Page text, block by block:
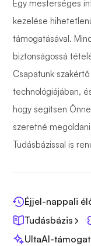
Egy mesterséges
kezelése
támogatásával.
biztonságossá
Csapatunk
technológiájában,
hogy segítsen
szeretné
Tudásbázissal is
Éjjel-nappali
Tudásbázis
UltaAI-